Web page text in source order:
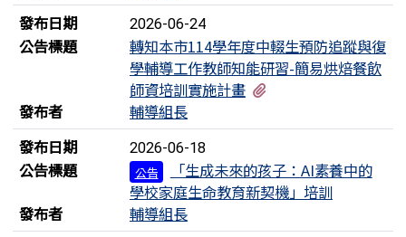
發布日期
2026-06-24
公告標題
轉知本市114學年度中輟生預防追蹤與復
學輔導工作教師知能研習-簡易烘焙餐飲
師資培訓實施計畫
發布者
輔導組長
發布日期
2026-06-18
公告標題 公告
「生成未來的孩子：AI素養中的
學校家庭生命教育新契機」培訓
發布者
輔導組長